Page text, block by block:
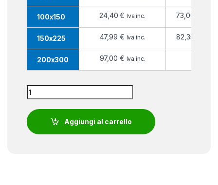
100x150 24,40€ Iva inc. 73,00
150x225 47,99 € Iva inc. 82,35
200x300 97,00 € Iva inc.
Bandiera Anmil quantity
Aggiungi al carrello